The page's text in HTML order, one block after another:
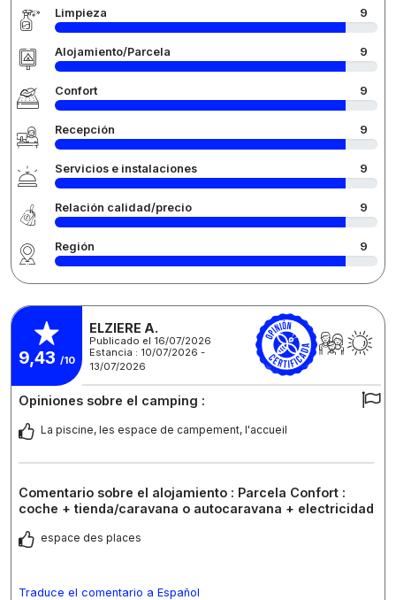
Limpieza 9
Alojamiento/Parcela 9
Confort 9
Recepción 9
Servicios e instalaciones 9
Relación calidad/precio 9
Región 9
9,43 /10
ELZIERE A.
Publicado el 16/07/2026
Estancia : 10/07/2026 -
13/07/2026
Opiniones sobre el camping :
La piscine, les espace de campement, l'accueil
Comentario sobre el alojamiento : Parcela Confort :
coche + tienda/caravana o autocaravana + electricidad
espace des places
Traduce el comentario a Español